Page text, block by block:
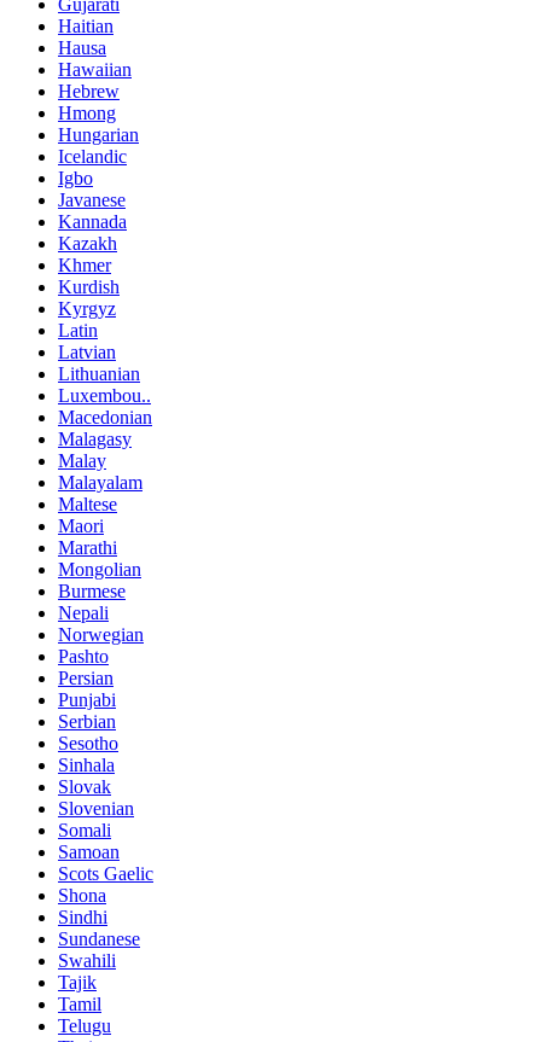
Gujarati
Haitian
Hausa
Hawaiian
Hebrew
Hmong
Hungarian
Icelandic
Igbo
Javanese
Kannada
Kazakh
Khmer
Kurdish
Kyrgyz
Latin
Latvian
Lithuanian
Luxembou..
Macedonian
Malagasy
Malay
Malayalam
Maltese
Maori
Marathi
Mongolian
Burmese
Nepali
Norwegian
Pashto
Persian
Punjabi
Serbian
Sesotho
Sinhala
Slovak
Slovenian
Somali
Samoan
Scots Gaelic
Shona
Sindhi
Sundanese
Swahili
Tajik
Tamil
Telugu